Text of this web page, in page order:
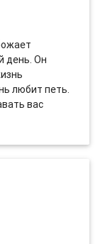
день. Он
любит петь.
вас